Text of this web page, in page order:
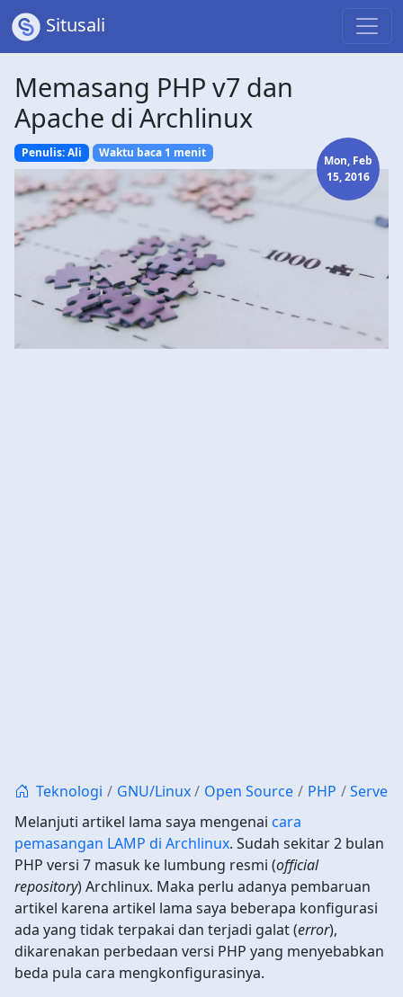
Situsali
Memasang PHP v7 dan
Apache di Archlinux
Penulis: Ali Waktu baca 1 menit
Mon, Feb
15, 2016
Teknologi GNU/Linux Open Source PHP
Server
Melanjuti artikel lama saya mengenai cara
pemasangan LAMP di Archlinux. Sudah sekitar 2 bulan
PHP versi 7 masuk ke lumbung resmi (official
repository) Archlinux. Maka perlu adanya pembaruan
artikel karena artikel lama saya beberapa konfigurasi
ada yang tidak terpakai dan terjadi galat (error),
dikarenakan perbedaan versi PHP yang menyebabkan
beda pula cara mengkonfigurasinya.